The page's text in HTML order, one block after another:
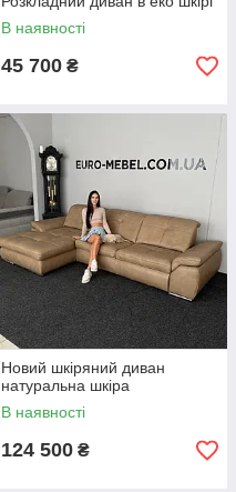
В наявності
45 700 ₴
Новий шкіряний диван
натуральна шкіра
В наявності
124 500 ₴